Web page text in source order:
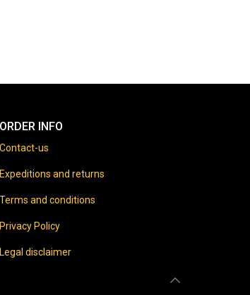
ORDER INFO
Contact-us
Expeditions and returns
Terms and conditions
Privacy Policy
Legal disclaimer